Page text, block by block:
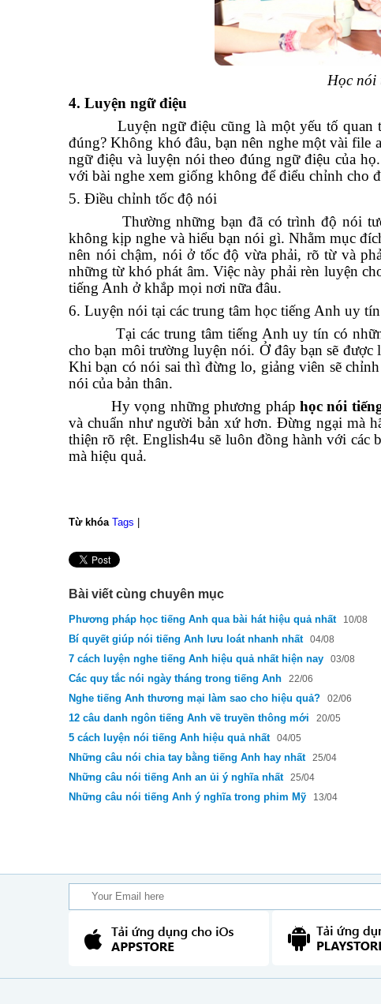
Học nói
4. Luyện ngữ điệu
Luyện ngữ điệu cũng là một yếu tố quan
đúng? Không khó đâu, bạn nên nghe một vài file
ngữ điệu và luyện nói theo đúng ngữ điệu của
với bài nghe xem giống không để điểu chỉnh cho
5. Điều chỉnh tốc độ nói
Thường những bạn đã có trình độ nói
không kịp nghe và hiểu bạn nói gì. Nhằm mục
nên nói chậm, nói ở tốc độ vừa phải, rõ từ và
những từ khó phát âm. Việc này phải rèn luyện
tiếng Anh ở khắp mọi nơi nữa đâu.
6. Luyện nói tại các trung tâm học tiếng Anh uy tín
Tại các trung tâm tiếng Anh uy tín có những
cho bạn môi trường luyện nói. Ở đây bạn sẽ
Khi bạn có nói sai thì đừng lo, giảng viên sẽ
nói của bản thân.
Hy vọng những phương pháp học nói
và chuẩn như người bản xứ hơn. Đừng ngại mà
thiện rõ rệt. English4u sẽ luôn đồng hành với các
mà hiệu quả.
Từ khóa Tags
Bài viết cùng chuyên mục
Phương pháp học tiếng Anh qua bài hát hiệu quả nhất 10/08
Bí quyết giúp nói tiếng Anh lưu loát nhanh nhất 04/08
7 cách luyện nghe tiếng Anh hiệu quả nhất hiện nay 03/08
Các quy tắc nói ngày tháng trong tiếng Anh 22/06
Nghe tiếng Anh thương mại làm sao cho hiệu quả? 02/06
12 câu danh ngôn tiếng Anh về truyền thông mới 20/05
5 cách luyện nói tiếng Anh hiệu quả nhất 04/05
Những câu nói chia tay bằng tiếng Anh hay nhất 25/04
Những câu nói tiếng Anh an ủi ý nghĩa nhất 25/04
Những câu nói tiếng Anh ý nghĩa trong phim Mỹ 13/04